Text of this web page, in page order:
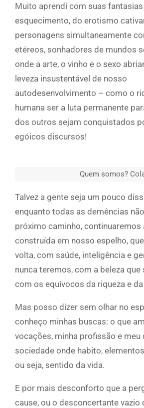
Muito aprendi com suas
esquecimento, do erotismo
personagens simultaneamente
etéreos, sonhadores de mundos
onde a arte, o vinho e o sexo
leveza insustentável de nosso
autodesenvolvimento – como o
humana ser a luta permanente
dos outros sejam conquistados
egóicos discursos!
Quem somos?
Talvez a gente seja um pouco
enquanto todas as demências
próximo caminho, continuaremos
construída em nosso espelho,
volta, com saúde, inteligência e
nunca teremos, com a beleza que
com os equívocos da riqueza e
Mas posso dizer sem olhar no
conheço minhas buscas: ­o que
vocações, minha profissão e
sociedade onde habito,
ou seja, sentido da vida.
E por mais desconforto que a
cause, ou o desconcertante vazio